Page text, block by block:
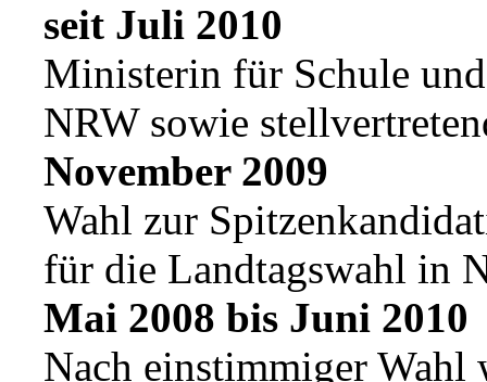
seit Juli 2010
Ministerin für Schule
NRW sowie
November 2009
Wahl zur
für die Landtagswahl in
Mai 2008 bis Juni 2010
Nach einstimmiger Wahl